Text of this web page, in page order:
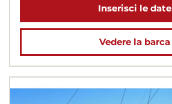
Inserisci le date
Vedere la barca